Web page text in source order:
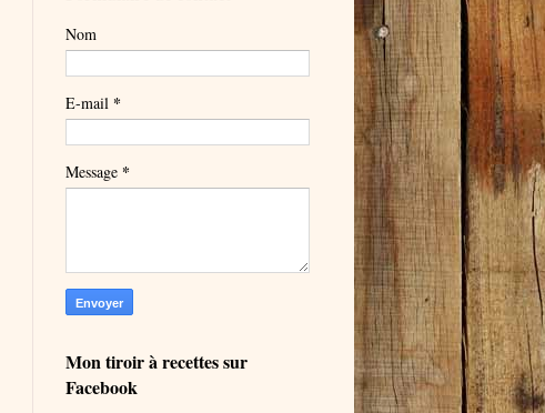
Nom
E-mail *
Message *
Mon tiroir à recettes sur
Facebook